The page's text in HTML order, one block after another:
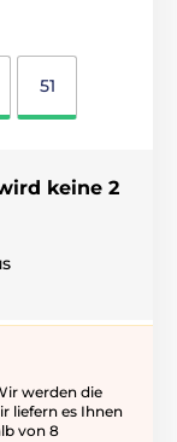
51
keine 2
werden die
liefern es Ihnen
von 8